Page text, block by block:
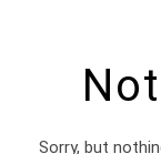
Sorry, but